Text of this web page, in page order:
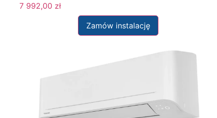
7 992,00 zł
Zamów instalację